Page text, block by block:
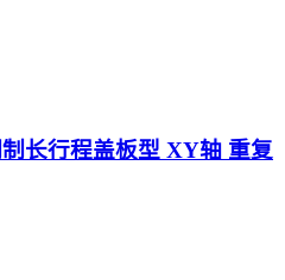
长行程盖板型 XY轴 重复